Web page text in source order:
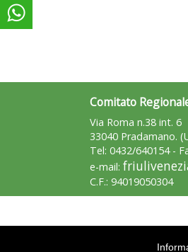
Comitato
Via Roma n.38 int. 6
33040 Pradamano.
Tel: 0432/640154 -
e-mail:
C.F.: 94019050304